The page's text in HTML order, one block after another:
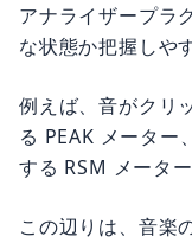
アナライザープラ
な状態か把握しや
例えば、音がクリ
る PEAK メーター
する RSM メータ
この辺りは、音楽